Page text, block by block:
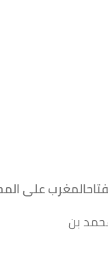
المغرب على
بن